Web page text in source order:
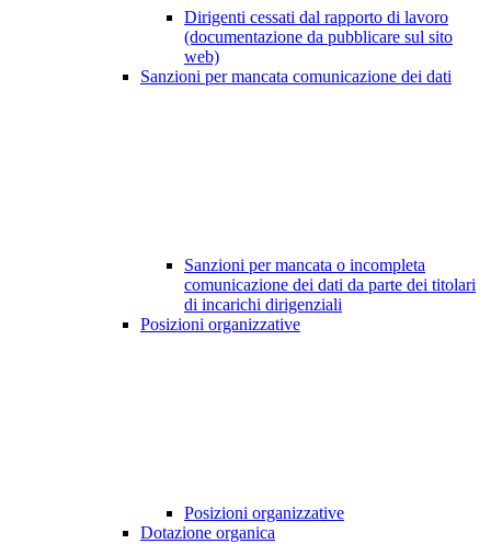
Dirigenti cessati dal rapporto di lavoro
(documentazione da pubblicare sul sito
web)
Sanzioni per mancata comunicazione dei dati
Sanzioni per mancata o incompleta
comunicazione dei dati da parte dei titolari
di incarichi dirigenziali
Posizioni organizzative
Posizioni organizzative
Dotazione organica